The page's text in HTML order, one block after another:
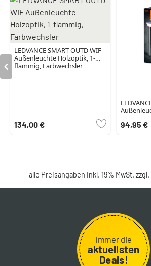
LEDVANCE SMART OUTD WIF
Außenleuchte Holzoptik, 1-
flammig, Farbwechsler
134,00 € 94,95 €
alle Preisangaben inkl. 19% MwSt. zzgl.
Immer die
aktuellsten
Deals!